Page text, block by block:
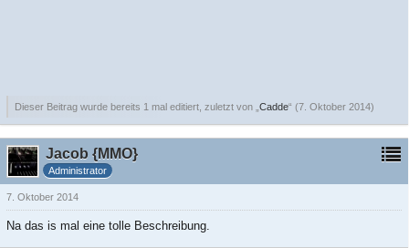
Dieser Beitrag wurde bereits 1 mal editiert, zuletzt von „ Cadde“ (7. Oktober 2014)
Jacob {MMO}
Administrator
7. Oktober 2014
Na das is mal eine tolle Beschreibung.